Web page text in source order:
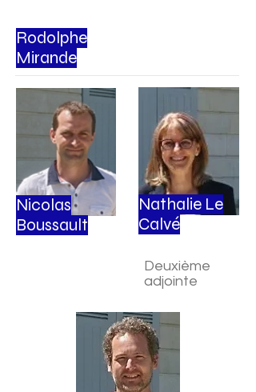
Rodolphe
Mirande
Nicolas
Boussault
Nathalie Le
Calvé
Deuxième
adjointe